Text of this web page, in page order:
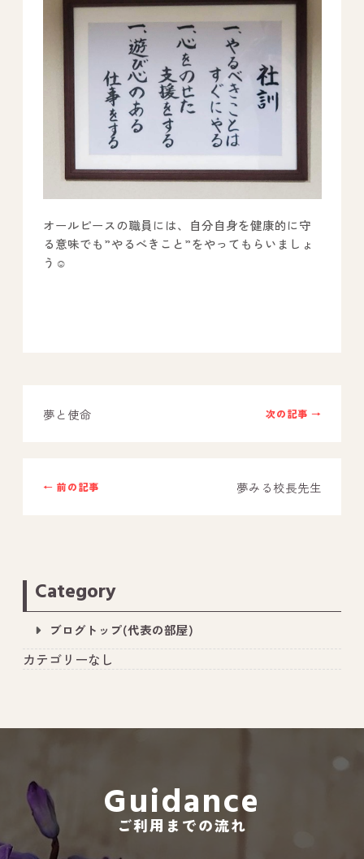
オールピースの職員には、自分自身を健康的に守
る意味でも”やるべきこと”をやってもらいましょ
う☺️
次の記事 →
夢と使命
← 前の記事 夢みる校長先生
Category
ブログトップ(代表の部屋)
カテゴリーなし
Guidance
ご利用までの流れ